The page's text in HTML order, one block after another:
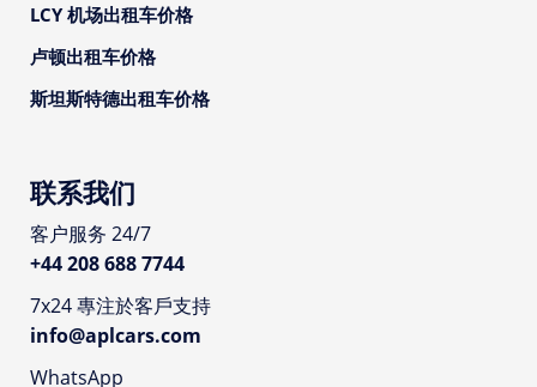
LCY 机场出租车价格
卢顿出租车价格
斯坦斯特德出租车价格
联系我们
客户服务 24/7
+44 208 688 7744
7x24 專注於客戶支持
info@aplcars.com
WhatsApp